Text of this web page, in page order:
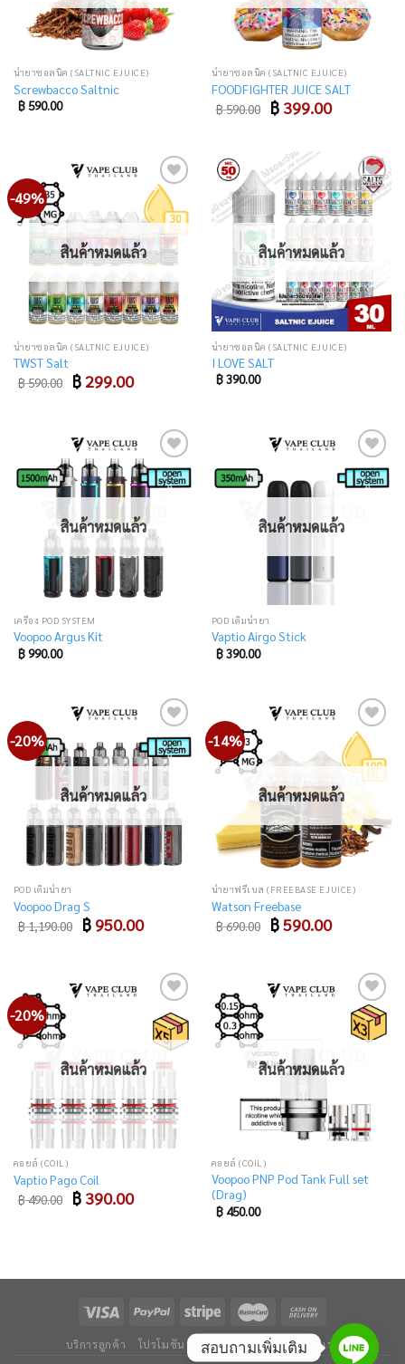
น้ำยาซอลนิค (SALTNIC EJUICE)
Screwbacco Saltnic
฿590.00
น้ำยาซอลนิค (SALTNIC EJUICE)
FOODFIGHTER JUICE SALT
฿590.00 Original
price
฿ 399.00Current
price
-49%
Add
to
wishlist
สินค้าหมดแล้ว
น้ำยาซอลนิค (SALTNIC EJUICE)
TWST Salt
฿590.00 Original
price
฿299.00Current
price
Add
to
wishlist
สินค้าหมดแล้ว
น้ำยาซอลนิค (SALTNIC EJUICE)
I LOVE SALT
฿390.00
Add
to
สินค้าหมดแล้ว
เครื่อง POD SYSTEM
Voopoo Argus Kit
฿990.00
Add
to
สินค้าหมดแล้ว
POD เติมน้ำยา
Vaptio Airgo Stick
฿390.00
-20%
Add
to
wishlist
สินค้าหมดแล้ว
POD เติมน้ำยา
Voopoo Drag S
฿1,190.00 Original
price
฿ 950.00Current
price
-14%
Add
to
wishlist
สินค้าหมดแล้ว
น้ำยาฟรีเบส (FREEBASE EJUICE)
Watson Freebase
฿690.00 Original
price
฿590.00Current
price
-20%
Add
to
wishlist
สินค้าหมดแล้ว
คอยล์ (COIL)
Vaptio Pago Coil
฿490.00 Original
price
฿ 390.00Current
price
Add
to
wishlist
สินค้าหมดแล้ว
คอยล์ (COIL)
Voopoo PNP Pod Tank Full set
(Drag)
฿450.00
บริการลูกค้า โปรโมชัน ข่าวและบทความ ติดต่อเรา
สอบถามเพิ่มเติม